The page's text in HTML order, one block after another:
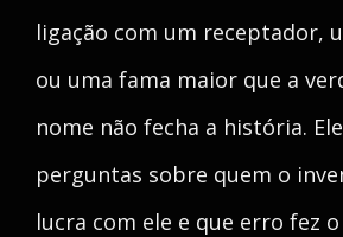
ligação com um receptador,
ou uma fama maior que a
nome não fecha a história.
perguntas sobre quem o
lucra com ele e que erro fez